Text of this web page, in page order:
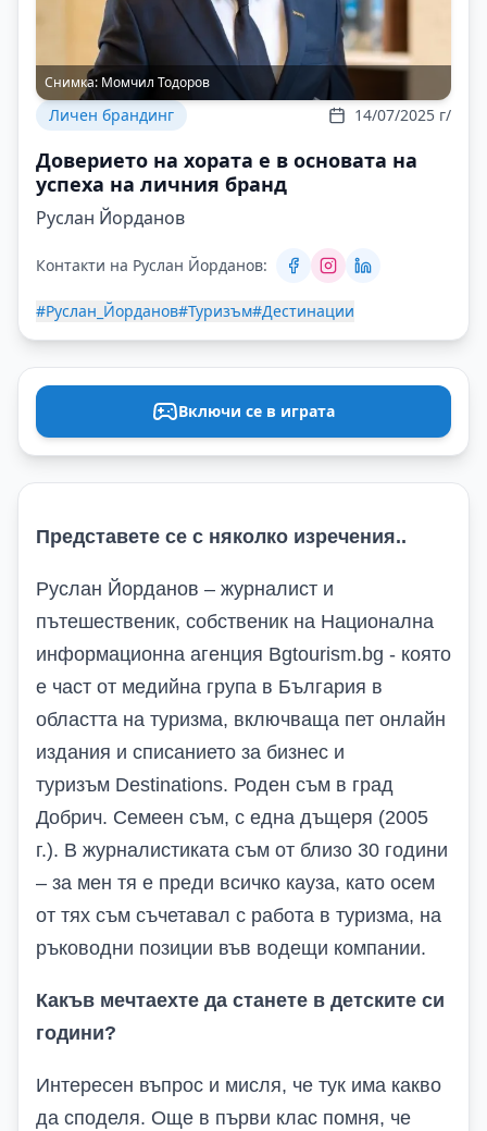
Снимка: Момчил Тодоров
Личен брандинг 14/07/2025 г/
Доверието на хората е в основата на
успеха на личния бранд
Руслан Йорданов
Контакти на Руслан Йорданов:
#Руслан_Йорданов#Туризъм#Дестинации
Включи се в играта
Представете се с няколко изречения..
Руслан Йорданов – журналист и
пътешественик, собственик на Национална
информационна агенция Bgtourism.bg - която
е част от медийна група в България в
областта на туризма, включваща пет онлайн
издания и списанието за бизнес и
туризъм Destinations. Роден съм в град
Добрич. Семеен съм, с една дъщеря (2005
г.). В журналистиката съм от близо 30 години
– за мен тя е преди всичко кауза, като осем
от тях съм съчетавал с работа в туризма, на
ръководни позиции във водещи компании.
Какъв мечтаехте да станете в детските си
години?
Интересен въпрос и мисля, че тук има какво
да споделя. Още в първи клас помня, че